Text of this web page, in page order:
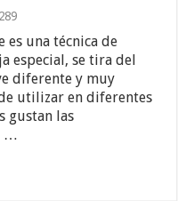
es una técnica de
especial, se tira del
diferente y muy
utilizar en diferentes
gustan las
…